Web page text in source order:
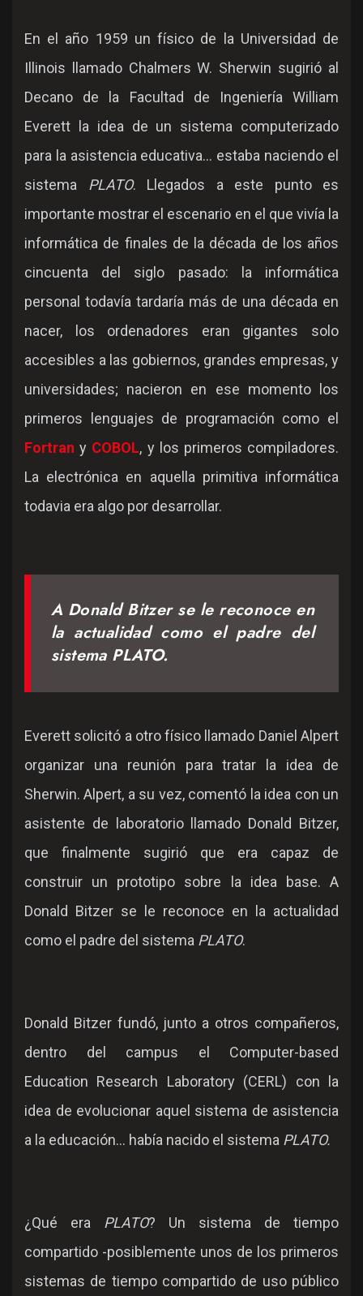
En el año 1959 un físico de la Universidad de
Illinois llamado Chalmers W. Sherwin sugirió al
Decano de la Facultad de Ingeniería William
Everett la idea de un sistema computerizado
para la asistencia educativa... estaba naciendo el
sistema PLATO. Llegados a este punto es
importante mostrar el escenario en el que vivía la
informática de finales de la década de los años
cincuenta del siglo pasado: la informática
personal todavía tardaría más de una década en
nacer, los ordenadores eran gigantes solo
accesibles a las gobiernos, grandes empresas, y
universidades; nacieron en ese momento los
primeros lenguajes de programación como el
Fortran y COBOL, y los primeros compiladores.
La electrónica en aquella primitiva informática
todavia era algo por desarrollar.
A Donald Bitzer se le reconoce en
la actualidad como el padre del
sistema PLATO.
Everett solicitó a otro físico llamado Daniel Alpert
organizar una reunión para tratar la idea de
Sherwin. Alpert, a su vez, comentó la idea con un
asistente de laboratorio llamado Donald Bitzer,
que finalmente sugirió que era capaz de
construir un prototipo sobre la idea base. A
Donald Bitzer se le reconoce en la actualidad
como el padre del sistema PLATO.
Donald Bitzer fundó, junto a otros compañeros,
dentro del campus el Computer-based
Education Research Laboratory (CERL) con la
idea de evolucionar aquel sistema de asistencia
a la educación... había nacido el sistema PLATO.
¿Qué era PLATO? Un sistema de tiempo
compartido -posiblemente unos de los primeros
sistemas de tiempo compartido de uso público